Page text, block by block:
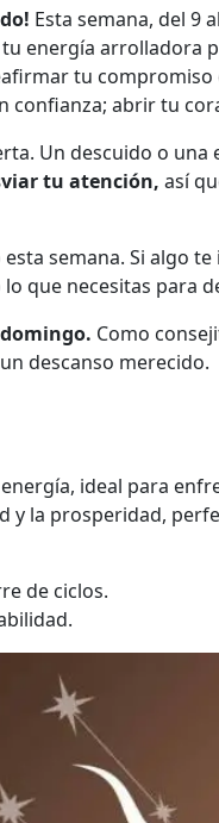
Esta semana, del 9
energía arrolladora
tu compromiso
confianza; abrir tu
Un descuido o
tu atención, así
semana. Si algo
que necesitas para
Como
descanso merecido.
ideal para
y la prosperidad,
de ciclos.